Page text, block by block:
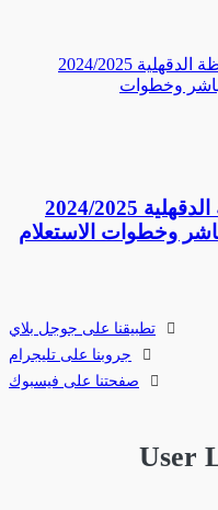
نتيجة الشهادة الإعدادية محافظة الدقهلية 2024/2025
وخطوات الاستعلام
تطبيقنا على جوجل بلاي
جروبنا على تليجرام
صفحتنا على فيسبوك
User